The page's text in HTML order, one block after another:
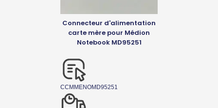
Connecteur d'alimentation
carte mère pour Médion
Notebook MD95251
CCMMENOMD95251